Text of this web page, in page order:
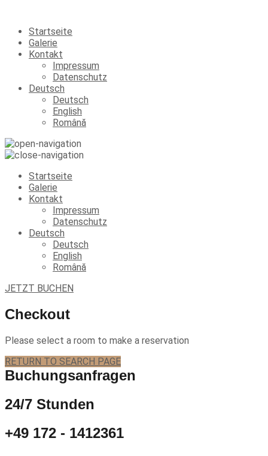
Startseite
Galerie
Kontakt
Impressum
Datenschutz
Deutsch
Deutsch
English
Română
Startseite
Galerie
Kontakt
Impressum
Datenschutz
Deutsch
Deutsch
English
Română
JETZT BUCHEN
Checkout
Please select a room to make a reservation
RETURN TO SEARCH PAGE
Buchungsanfragen
24/7 Stunden
+49 172 - 1412361